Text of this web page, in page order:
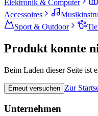
Elektronik & Computer
Accessoires
Sport & Outdoor
Produkt konnte
Beim Laden dieser Seite ist
Erneut versuchen Zur
Unternehmen